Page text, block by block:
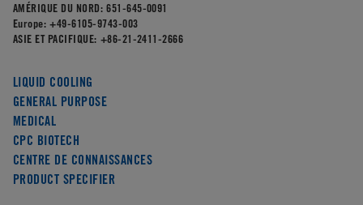
AMÉRIQUE DU NORD: 651-645-0091
Europe: +49-6105-9743-003
ASIE ET PACIFIQUE: +86-21-2411-2666
LIQUID COOLING
GENERAL PURPOSE
MEDICAL
CPC BIOTECH
CENTRE DE CONNAISSANCES
PRODUCT SPECIFIER